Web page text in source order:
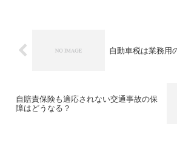
自動車税は業務用
自賠責保険も適応されない交通事故の保
障はどうなる？